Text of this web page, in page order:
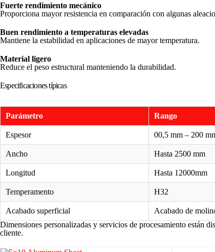
Fuerte rendimiento mecánico
Proporciona mayor resistencia en comparación con algunas
Buen rendimiento a temperaturas elevadas
Mantiene la estabilidad en aplicaciones de mayor temperatura.
Material ligero
Reduce el peso estructural manteniendo la durabilidad.
Especificaciones típicas
Parámetro Rango
Espesor 00,5 mm – 200
Ancho Hasta 2500 mm
Longitud Hasta 12000mm
Temperamento H32
Acabado superficial
Acabado de
Dimensiones personalizadas y servicios de procesamiento están
cliente.